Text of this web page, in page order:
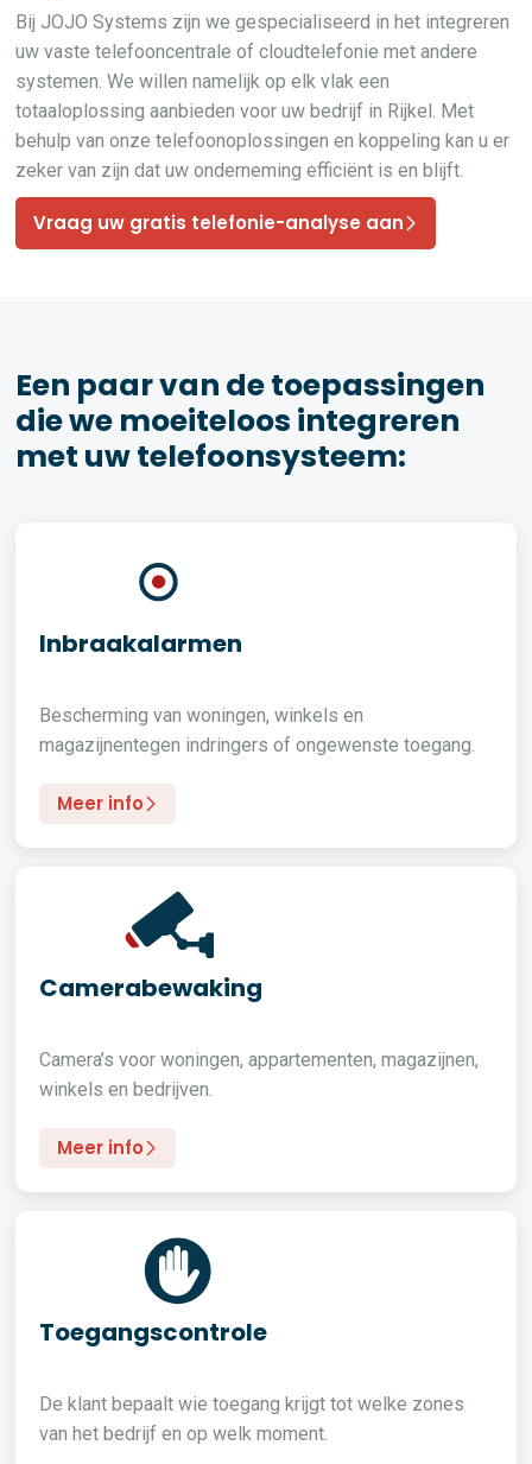
Bij JOJO Systems zijn we gespecialiseerd in het integreren
uw vaste telefooncentrale of cloudtelefonie met andere
systemen. We willen namelijk op elk vlak een
totaaloplossing aanbieden voor uw bedrijf in Rijkel. Met
behulp van onze telefoonoplossingen en koppeling kan u er
zeker van zijn dat uw onderneming efficiënt is en blijft.
Vraag uw gratis telefonie-analyse aan
Een paar van de toepassingen
die we moeiteloos integreren
met uw telefoonsysteem:
Inbraakalarmen
Bescherming van woningen, winkels en
magazijnentegen indringers of ongewenste toegang.
Meer info
Camerabewaking
Camera’s voor woningen, appartementen, magazijnen,
winkels en bedrijven.
Meer info
Toegangscontrole
De klant bepaalt wie toegang krijgt tot welke zones
van het bedrijf en op welk moment.